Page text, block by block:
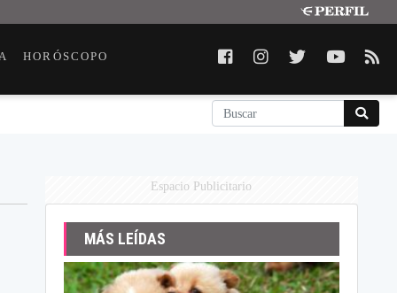
HORÓSCOPO
Espacio Publicitario
MÁS LEÍDAS